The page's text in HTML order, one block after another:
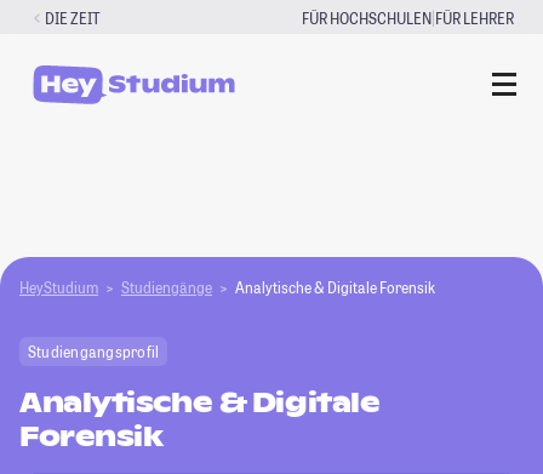
Zum
springen
DIE ZEIT FÜR HOCHSCHULEN|FÜR LEHRER
HeyStudium Studiengänge Analytische & Digitale Forensik
Studiengangsprofil
Analytische & Digitale
Forensik